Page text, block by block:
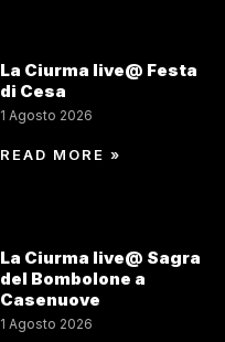
La Ciurma live@ Festa
di Cesa
1 Agosto 2026
READ MORE »
La Ciurma live@ Sagra
del Bombolone a
Casenuove
1 Agosto 2026